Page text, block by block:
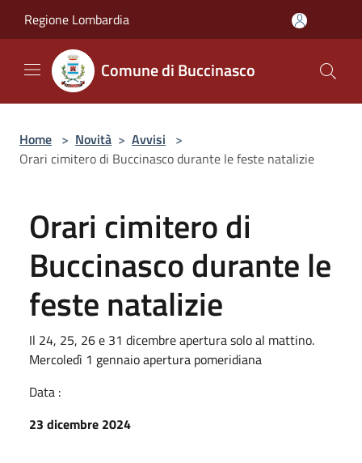
Regione Lombardia
Comune di Buccinasco
Home > Novità > Avvisi >
Orari cimitero di Buccinasco durante le feste natalizie
Orari cimitero di
Buccinasco durante le
feste natalizie
Il 24, 25, 26 e 31 dicembre apertura solo al mattino.
Mercoledì 1 gennaio apertura pomeridiana
Data :
23 dicembre 2024